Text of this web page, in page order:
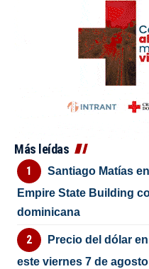
Más leídas
Santiago Matías
Empire State Building
dominicana
Precio del dólar
este viernes 7 de